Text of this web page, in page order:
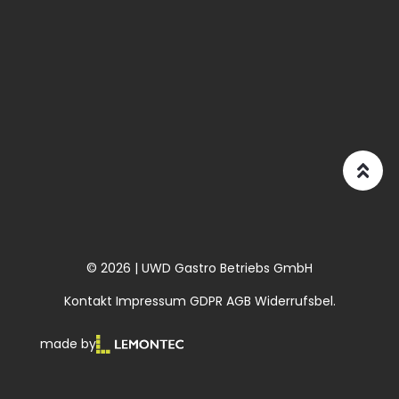
© 2026 | UWD Gastro Betriebs GmbH
Kontakt Impressum GDPR AGB Widerrufsbel.
made by